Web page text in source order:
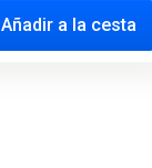
Añadir a la cesta